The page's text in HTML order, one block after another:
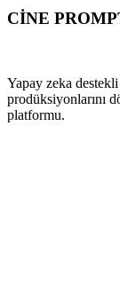
CİNE
Yapay zeka destekli
prodüksiyonlarını
platformu.